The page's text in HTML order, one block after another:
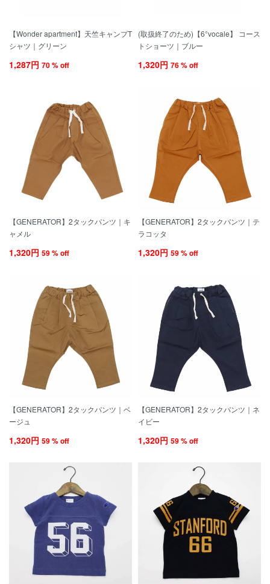
【Wonder apartment】天竺キャンプT
シャツ｜グリーン
1,287円 70 % off
(取扱終了のため)【6°vocale】 コース
トショーツ｜ブルー
1,320円 76 % off
【GENERATOR】2タックパンツ｜キ
ャメル
1,320円 59 % off
【GENERATOR】2タックパンツ｜テ
ラコッタ
1,320円 59 % off
【GENERATOR】2タックパンツ｜ベ
ージュ
1,320円 59 % off
【GENERATOR】2タックパンツ｜ネ
イビー
1,320円 59 % off